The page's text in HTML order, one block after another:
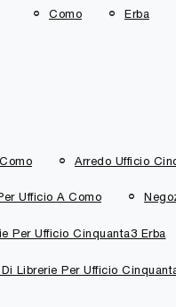
Como Erba
Arredo Ufficio
Ufficio A Como
Per Ufficio Cinquanta3 Erba
Librerie Per Ufficio